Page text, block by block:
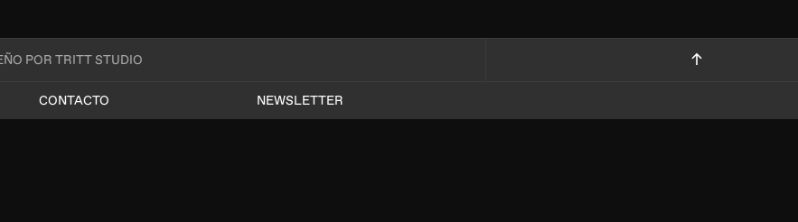
POR TRITT STUDIO
CONTACTO
NEWSLETTER